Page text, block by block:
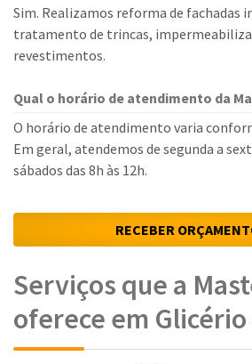
Sim. Realizamos reforma de fachadas
tratamento de trincas,
revestimentos.
Qual o horário de atendimento da
O horário de atendimento varia
Em geral, atendemos de segunda a
sábados das 8h às 12h.
RECEBER
Serviços que a
oferece em Glicério